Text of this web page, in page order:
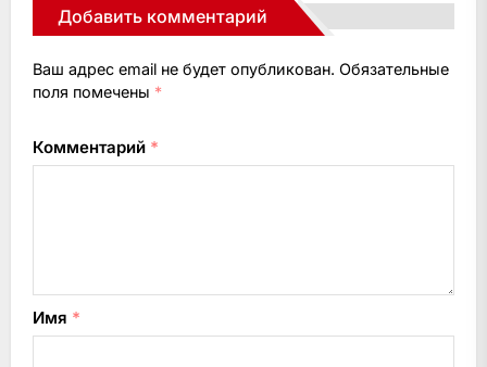
Добавить комментарий
Ваш адрес email не будет опубликован. Обязательные
поля помечены *
Комментарий *
Имя *